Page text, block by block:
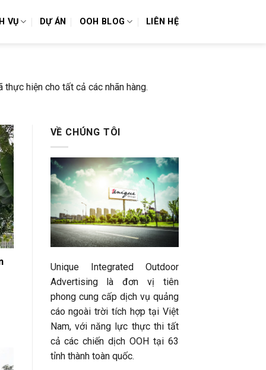
VỤ DỰ ÁN OOH BLOG LIÊN HỆ
hiện cho tất cả các nhãn hàng.
VỀ CHÚNG TÔI
Unique Integrated Outdoor
Advertising là đơn vị tiên
phong cung cấp dịch vụ quảng
cáo ngoài trời tích hợp tại Việt
Nam, với năng lực thực thi tất
cả các chiến dịch OOH tại 63
tỉnh thành toàn quốc.